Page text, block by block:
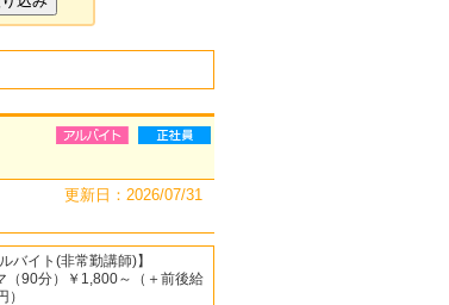
更新日：2026/07/31
ルバイト(非常勤講師)】
（90分）￥1,800～（＋前後給
）